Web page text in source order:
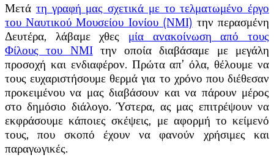
Μετά τη γραφή μας σχετικά με το τελματωμένο έργο
του Ναυτικού Μουσείου Ιονίου (ΝΜΙ) την περασμένη
Δευτέρα, λάβαμε χθες μία ανακοίνωση από τους
Φίλους του ΝΜΙτην οποία διαβάσαμε με μεγάλη
προσοχή και ενδιαφέρον. Πρώτα απ’ όλα, θέλουμε να
τους ευχαριστήσουμε θερμά για το χρόνο που διέθεσαν
προκειμένου να μας διαβάσουν και να πάρουν μέρος
στο δημόσιο διάλογο. Ύστερα, ας μας επιτρέψουν να
εκφράσουμε κάποιες σκέψεις, με αφορμή το κείμενό
τους, που σκοπό έχουν να φανούν χρήσιμες και
παραγωγικές.